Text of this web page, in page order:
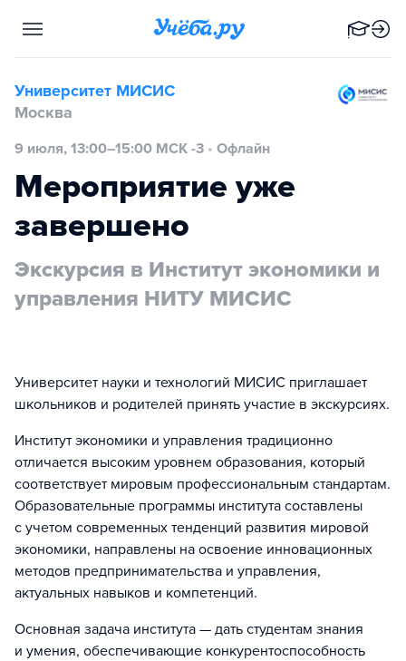
Университет МИСИС
Москва
9 июля, 13:00–15:00 МСК -3 • Офлайн
Мероприятие уже
завершено
Экскурсия в Институт экономики и
управления НИТУ МИСИС
Университет науки и технологий МИСИС приглашает
школьников и родителей принять участие в экскурсиях.
Институт экономики и управления традиционно
отличается высоким уровнем образования, который
соответствует мировым профессиональным стандартам.
Образовательные программы института составлены
с учетом современных тенденций развития мировой
экономики, направлены на освоение инновационных
методов предпринимательства и управления,
актуальных навыков и компетенций.
Основная задача института — дать студентам знания
и умения, обеспечивающие конкурентоспособность